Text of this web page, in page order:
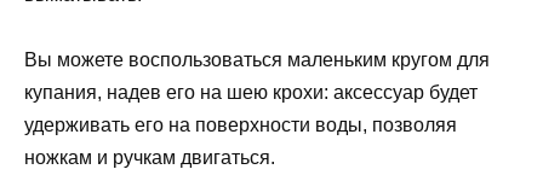
Вы можете воспользоваться маленьким кругом для
купания, надев его на шею крохи: аксессуар будет
удерживать его на поверхности воды, позволяя
ножкам и ручкам двигаться.